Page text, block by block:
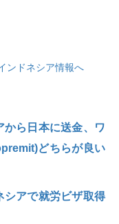
から日本に送金、ワ
どちらが良い
シアで就労ビザ取得